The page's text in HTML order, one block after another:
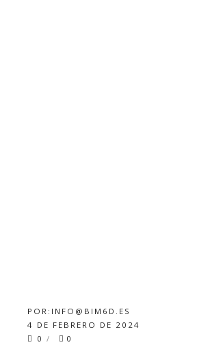
POR: INFO@BIM6D.ES
4 DE FEBRERO DE 2024
0
0